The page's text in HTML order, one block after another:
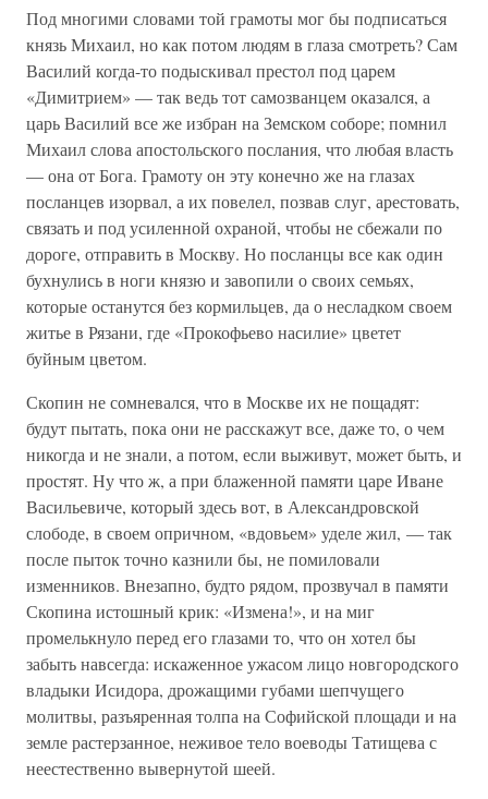
Под многими словами той грамоты мог бы подписаться
князь Михаил, но как потом людям в глаза смотреть? Сам
Василий когда-то подыскивал престол под царем
«Димитрием» — так ведь тот самозванцем оказался, а
царь Василий все же избран на Земском соборе; помнил
Михаил слова апостольского послания, что любая власть
— она от Бога. Грамоту он эту конечно же на глазах
посланцев изорвал, а их повелел, позвав слуг, арестовать,
связать и под усиленной охраной, чтобы не сбежали по
дороге, отправить в Москву. Но посланцы все как один
бухнулись в ноги князю и завопили о своих семьях,
которые останутся без кормильцев, да о несладком своем
житье в Рязани, где «Прокофьево насилие» цветет
буйным цветом.
Скопин не сомневался, что в Москве их не пощадят:
будут пытать, пока они не расскажут все, даже то, о чем
никогда и не знали, а потом, если выживут, может быть, и
простят. Ну что ж, а при блаженной памяти царе Иване
Васильевиче, который здесь вот, в Александровской
слободе, в своем опричном, «вдовьем» уделе жил, — так
после пыток точно казнили бы, не помиловали
изменников. Внезапно, будто рядом, прозвучал в памяти
Скопина истошный крик: «Измена!», и на миг
промелькнуло перед его глазами то, что он хотел бы
забыть навсегда: искаженное ужасом лицо новгородского
владыки Исидора, дрожащими губами шепчущего
молитвы, разъяренная толпа на Софийской площади и на
земле растерзанное, неживое тело воеводы Татищева с
неестественно вывернутой шеей.